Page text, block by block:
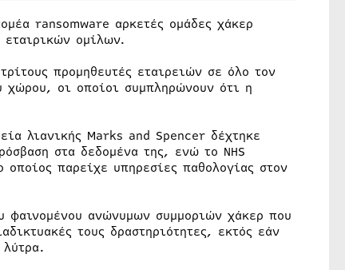
ransomware αρκετές ομάδες χάκερ
ομίλων.
προμηθευτές εταιρειών σε όλο τον
χώρου, οι οποίοι συμπληρώνουν ότι η
λιανικής Marks and Spencer δέχτηκε
στα δεδομένα της, ενώ το NHS
παρείχε υπηρεσίες παθολογίας στον
φαινομένου ανώνυμων συμμοριών χάκερ που
τους δραστηριότητες, εκτός εάν